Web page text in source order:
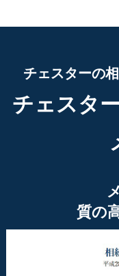
チェスターの
チェスタ
質の